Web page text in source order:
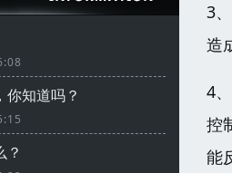
你知道吗？
？
3
造
4
控
能